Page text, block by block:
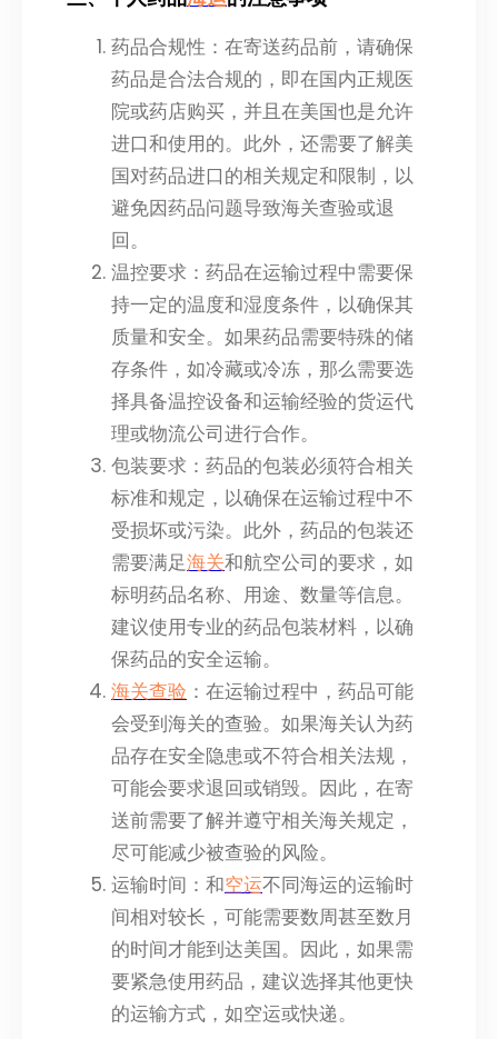
药品合规性：在寄送药品前，请确保
药品是合法合规的，即在国内正规医
院或药店购买，并且在美国也是允许
进口和使用的。此外，还需要了解美
国对药品进口的相关规定和限制，以
避免因药品问题导致海关查验或退
回。
温控要求：药品在运输过程中需要保
持一定的温度和湿度条件，以确保其
质量和安全。如果药品需要特殊的储
存条件，如冷藏或冷冻，那么需要选
择具备温控设备和运输经验的货运代
理或物流公司进行合作。
包装要求：药品的包装必须符合相关
标准和规定，以确保在运输过程中不
受损坏或污染。此外，药品的包装还
需要满足海关和航空公司的要求，如
标明药品名称、用途、数量等信息。
建议使用专业的药品包装材料，以确
保药品的安全运输。
海关查验 ：在运输过程中，药品可能
会受到海关的查验。如果海关认为药
品存在安全隐患或不符合相关法规，
可能会要求退回或销毁。因此，在寄
送前需要了解并遵守相关海关规定，
尽可能减少被查验的风险。
运输时间：和空运不同海运的运输时
间相对较长，可能需要数周甚至数月
的时间才能到达美国。因此，如果需
要紧急使用药品，建议选择其他更快
的运输方式，如空运或快递。